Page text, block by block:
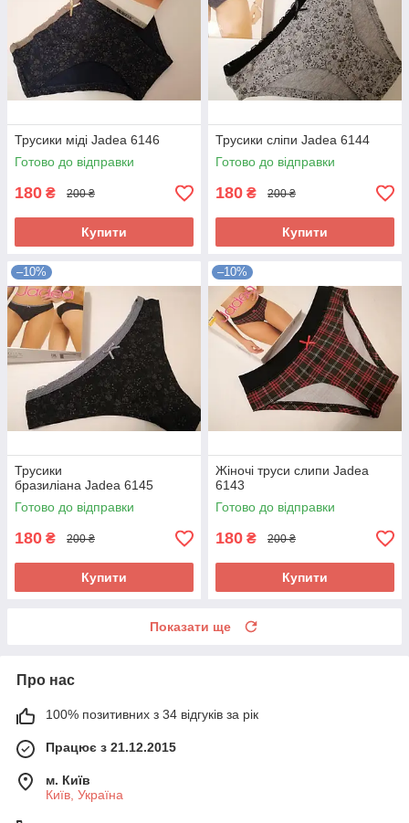
Трусики міді Jadea 6146
Готово до відправки
180 ₴ 200 ₴
Купити
Трусики сліпи Jadea 6144
Готово до відправки
180 ₴ 200 ₴
Купити
–10%
Трусики
бразиліана Jadea 6145
Готово до відправки
180 ₴ 200 ₴
Купити
–10%
Жіночі труси слипи Jadea
6143
Готово до відправки
180 ₴ 200 ₴
Купити
Показати ще
Про нас
100% позитивних з 34 відгуків за рік
Працює з 21.12.2015
м. Київ
Київ, Україна